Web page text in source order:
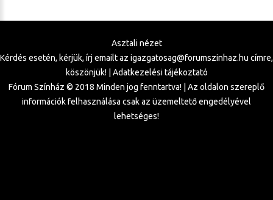
Asztali nézet
Kérdés esetén, kérjük, írj emailt az igazgatosag@forumszinhaz.hu címre,
köszönjük! | Adatkezelési tájékoztató
Fórum Színház © 2018 Minden jog fenntartva! | Az oldalon szereplő
információk felhasználása csak az üzemeltető engedélyével
lehetséges!